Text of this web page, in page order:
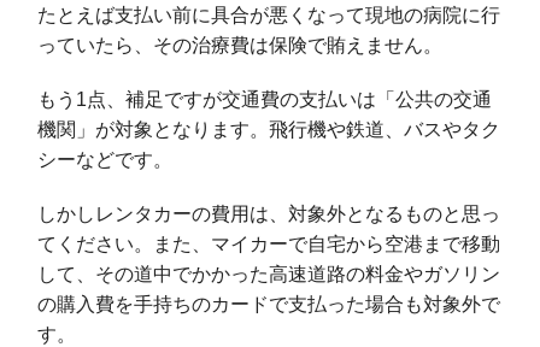
たとえば支払い前に具合が悪くなって現地の病院に行
っていたら、その治療費は保険で賄えません。
もう1点、補足ですが交通費の支払いは「公共の交通
機関」が対象となります。飛行機や鉄道、バスやタク
シーなどです。
しかしレンタカーの費用は、対象外となるものと思っ
てください。また、マイカーで自宅から空港まで移動
して、その道中でかかった高速道路の料金やガソリン
の購入費を手持ちのカードで支払った場合も対象外で
す。